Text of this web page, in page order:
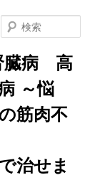
臓病 高
～悩
筋肉不
ま
索